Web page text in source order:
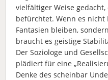
vielfältiger Weise
befürchtet. Wenn es
Fantasien bleiben,
braucht es geistige
Der Soziologe und
plädiert für eine
Denke des scheinbar